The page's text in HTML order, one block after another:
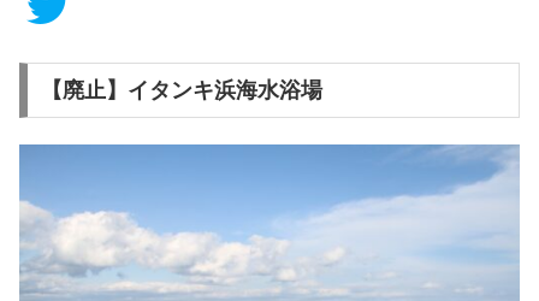
【廃止】イタンキ浜海水浴場